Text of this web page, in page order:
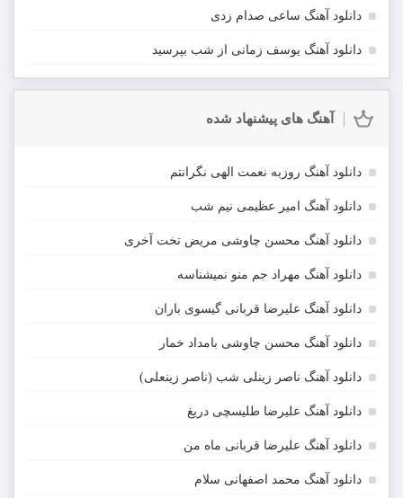
دانلود آهنگ ساعی صدام زدی
دانلود آهنگ یوسف زمانی از شب بپرسید
آهنگ های پیشنهاد شده
دانلود آهنگ روزبه نعمت الهی نگرانتم
دانلود آهنگ امیر عظیمی نیم شب
دانلود آهنگ محسن چاوشی مریض تخت آخری
دانلود آهنگ مهراد جم منو نمیشناسه
دانلود آهنگ علیرضا قربانی گیسوی باران
دانلود آهنگ محسن چاوشی بامداد خمار
دانلود آهنگ ناصر زینلی شب (ناصر زینعلی)
دانلود آهنگ علیرضا طلیسچی دریغ
دانلود آهنگ علیرضا قربانی ماه من
دانلود آهنگ محمد اصفهانی سلام